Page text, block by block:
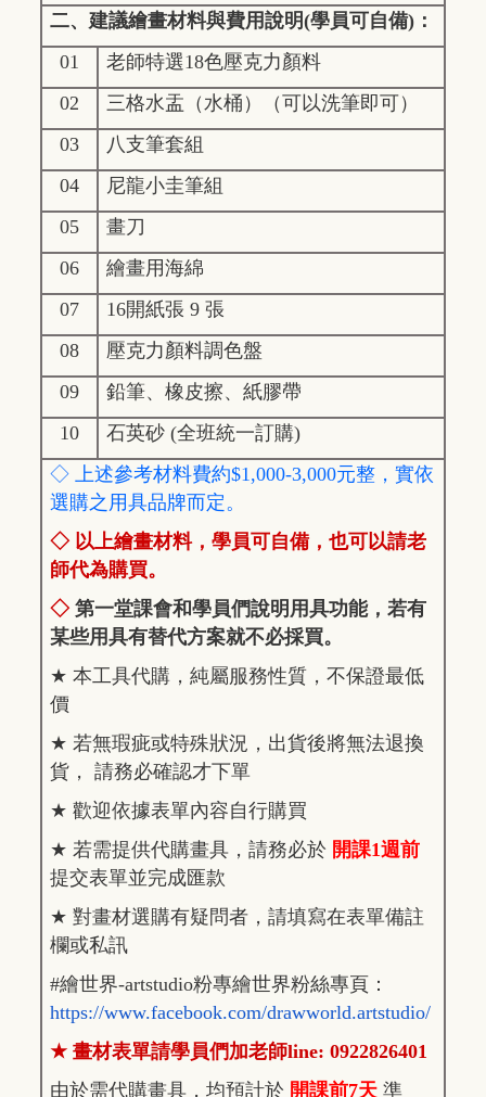
二、建議繪畫材料與費用說明(學員可自備)：
01
老師特選18色壓克力顏料
02
三格水盂（水桶）（可以洗筆即可）
03
八支筆套組
04
尼龍小圭筆組
05
畫刀
06
繪畫用海綿
07
16開紙張 9 張
08
壓克力顏料調色盤
09
鉛筆、橡皮擦、紙膠帶
10
石英砂 (全班統一訂購)
◇ 上述參考材料費約$1,000-3,000元整，實依
選購之用具品牌而定。
◇ 以上繪畫材料，學員可自備，也可以請老
師代為購買。
◇ 第一堂課會和學員們說明用具功能，若有
某些用具有替代方案就不必採買。
★ 本工具代購，純屬服務性質，不保證最低
價
★ 若無瑕疵或特殊狀況，出貨後將無法退換
貨， 請務必確認才下單
★ 歡迎依據表單內容自行購買
★ 若需提供代購畫具，請務必於 開課1週前
提交表單並完成匯款
★ 對畫材選購有疑問者，請填寫在表單備註
欄或私訊
#繪世界-artstudio粉專繪世界粉絲專頁：
https://www.facebook.com/drawworld.artstudio/
★ 畫材表單請學員們加老師line: 0922826401
由於需代購畫具，均預計於 開課前7天 準